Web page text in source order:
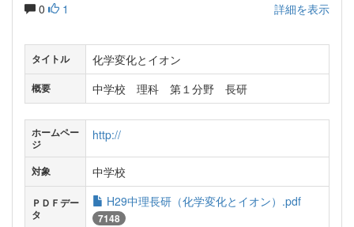
0 1 詳細を表示
タイトル 化学変化とイオン
概要 中学校 理科 第１分野 長研
ホームペー
ジ
http://
対象 中学校
ＰＤＦデー
タ
H29中理長研（化学変化とイオン）.pdf
7148